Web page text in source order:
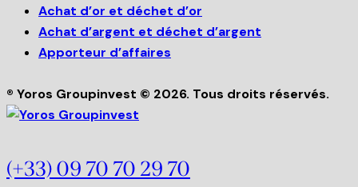
Achat d’or et déchet d’or
Achat d’argent et déchet d’argent
Apporteur d’affaires
® Yoros Groupinvest © 2026. Tous droits réservés.
(+33) 09 70 70 29 70